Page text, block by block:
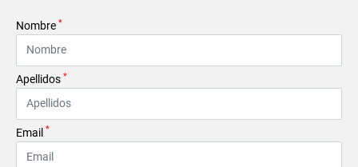
Nombre *
Apellidos *
Email *